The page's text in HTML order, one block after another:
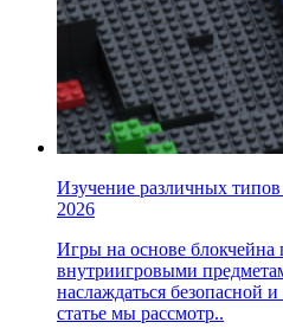
Изучение различных
2026
Игры на основе блокчейна
внутриигровыми
наслаждаться безопасной
статье мы рассмотр..